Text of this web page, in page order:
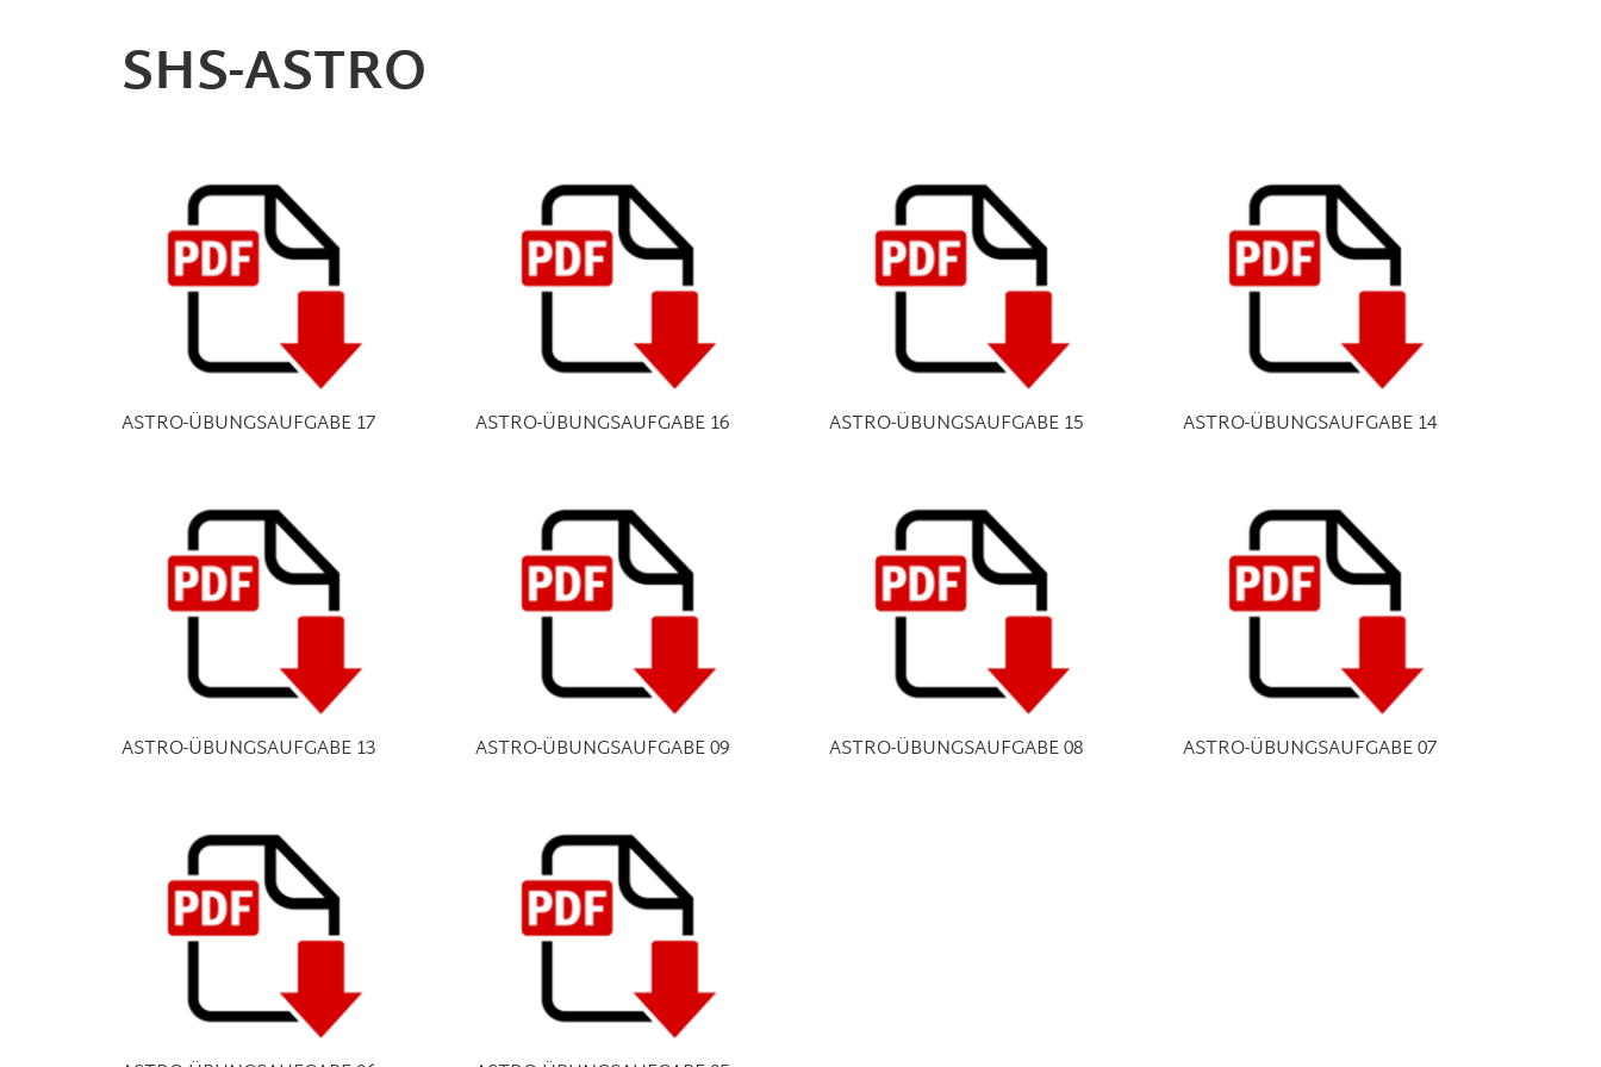
SHS-ASTRO
ASTRO-ÜBUNGSAUFGABE 17 ASTRO-ÜBUNGSAUFGABE 16 ASTRO-ÜBUNGSAUFGABE 15 ASTRO-ÜBUNGSAUFGABE 14
ASTRO-ÜBUNGSAUFGABE 13 ASTRO-ÜBUNGSAUFGABE 09 ASTRO-ÜBUNGSAUFGABE 08 ASTRO-ÜBUNGSAUFGABE 07